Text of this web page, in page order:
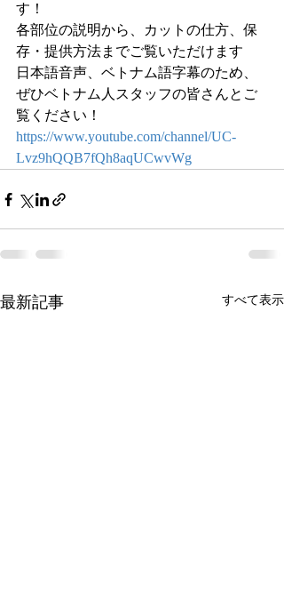
す！
各部位の説明から、カットの仕方、保
存・提供方法までご覧いただけます
日本語音声、ベトナム語字幕のため、
ぜひベトナム人スタッフの皆さんとご
覧ください！
https://www.youtube.com/channel/UC-
Lvz9hQQB7fQh8aqUCwvWg
最新記事 すべて表示